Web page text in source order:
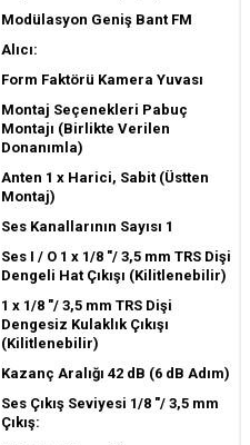
Modülasyon Geniş Bant FM
Alıcı:
Form Faktörü Kamera Yuvası
Montaj Seçenekleri Pabuç
Montajı (Birlikte Verilen
Donanımla)
Anten 1 x Harici, Sabit (Üstten
Montaj)
Ses Kanallarının Sayısı 1
Ses I / O 1 x 1/8 "/ 3,5 mm TRS Dişi
Dengeli Hat Çıkışı (Kilitlenebilir)
1 x 1/8 "/ 3,5 mm TRS Dişi
Dengesiz Kulaklık Çıkışı
(Kilitlenebilir)
Kazanç Aralığı 42 dB (6 dB Adım)
Ses Çıkış Seviyesi 1/8 "/ 3,5 mm
Çıkış: